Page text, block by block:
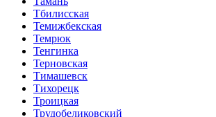
Тбилисская
Темижбекская
Темрюк
Тенгинка
Терновская
Тимашевск
Тихорецк
Троицкая
Трудобеликовский